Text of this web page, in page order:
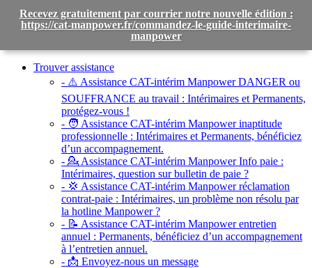
Toggle
navigationTrouver assistance
- ⚠️ Assistance CAT-intérim Manpower DANGER ou
SOUFFRANCE au travail : Intérimaires et Permanents,
protégez-vous !
- 🧑 Assistance CAT-intérim Manpower inaptitude
professionnelle : Intérimaires et Permanents, bénéficiez
d’un accompagnement.
- 💁 Assistance CAT-intérim Manpower Info paie :
Intérimaires, question sur bulletin de paie ?
- 💢 Assistance CAT-intérim Manpower réclamation
contrat-paie : Intérimaires, un problème non résolu par
la hotline Manpower ?
- 📝 Assistance CAT-intérim Manpower entretien
annuel : Permanents, bénéficiez d’un accompagnement
à l’entretien annuel.
- 📩 Envoyez-nous un message
Recevez gratuitement par courrier notre nouvelle édition :
https://cat-manpower.fr/commandez-le-guide-interimaire-
manpower